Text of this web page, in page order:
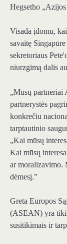
Hegsetho
Visada įdomu,
savaitę
sekretoriaus
niurzgimą dalis
„Mūsų partneriai
partnerystės
konkrečiu
tarptautinio
„Kai mūsų
Kai mūsų
ar moralizavimo.
dėmesį.”
Greta Europos
(ASEAN) yra
susitikimais ir